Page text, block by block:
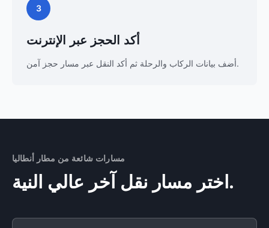
3
أكد الحجز عبر الإنترنت
أضف بيانات الركاب والرحلة ثم أكد النقل عبر مسار حجز آمن.
مسارات شائعة من مطار أنطاليا
اختر مسار نقل آخر عالي النية.